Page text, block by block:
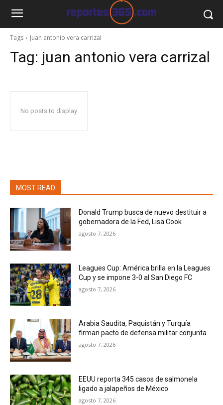
Tags Juan antonio vera carrizal
Tag: juan antonio vera carrizal
No posts to display
MOST READ
Donald Trump busca de nuevo destituir a
gobernadora de la Fed, Lisa Cook
agosto 7, 2026
Leagues Cup: América brilla en la Leagues
Cup y se impone 3-0 al San Diego FC
agosto 7, 2026
Arabia Saudita, Paquistán y Turquía
firman pacto de defensa militar conjunta
agosto 7, 2026
EEUU reporta 345 casos de salmonela
ligado a jalapeños de México
agosto 7, 2026